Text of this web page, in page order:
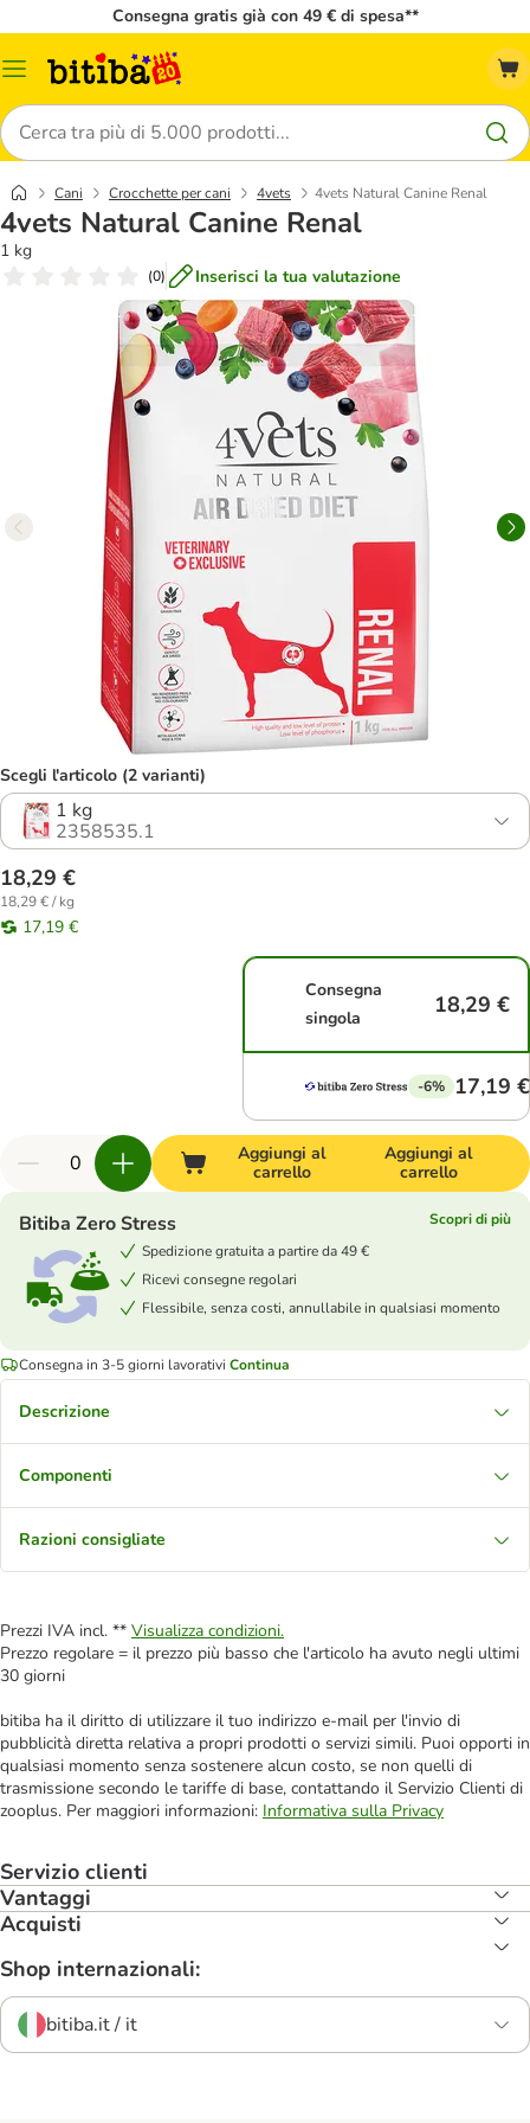
Consegna gratis già con 49 € di spesa**
Overview
Cerca
Cani Crocchette per cani 4vets 4vets Natural Canine Renal
4vets Natural Canine Renal
1 kg
(0) Inserisci la tua valutazione
Scegli l'articolo (2 varianti)
1 kg
2358535.1
18,29 €
18,29 € / kg
17,19 €
Consegna
singola
18,29 €
-6% 17,19 €
Aggiungi al
carrello
Aggiungi al
carrello
Bitiba Zero Stress
Scopri di più
Spedizione gratuita a partire da 49 €
Ricevi consegne regolari
Flessibile, senza costi, annullabile in qualsiasi momento
Consegna in 3-5 giorni lavorativi Continua
Descrizione
Componenti
Razioni consigliate
Prezzi IVA incl. ** Visualizza condizioni.
Prezzo regolare = il prezzo più basso che l'articolo ha avuto negli ultimi
30 giorni
bitiba ha il diritto di utilizzare il tuo indirizzo e-mail per l'invio di
pubblicità diretta relativa a propri prodotti o servizi simili. Puoi opporti in
qualsiasi momento senza sostenere alcun costo, se non quelli di
trasmissione secondo le tariffe di base, contattando il Servizio Clienti di
zooplus. Per maggiori informazioni: Informativa sulla Privacy
Servizio clienti
Vantaggi
Acquisti
Shop internazionali:
bitiba.it / it